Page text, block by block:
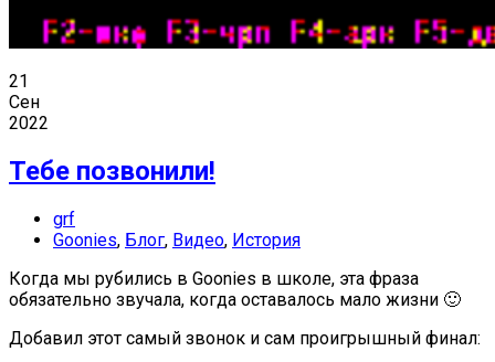
21
Сен
2022
Тебе позвонили!
grf
Goonies, Блог, Видео, История
Когда мы рубились в Goonies в школе, эта фраза
обязательно звучала, когда оставалось мало жизни 🙂
Добавил этот самый звонок и сам проигрышный финал: